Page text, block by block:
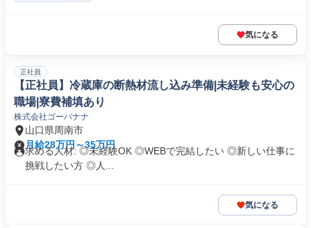
気になる
正社員
【正社員】冷蔵庫の断熱材流し込み準備|未経験も安心の
職場|寮費補填あり
株式会社ゴーバナナ
山口県周南市
月給28万円～35万円
求める人材: ◎未経験OK ◎WEBで完結したい ◎新しい仕事に
挑戦したい方 ◎人...
気になる